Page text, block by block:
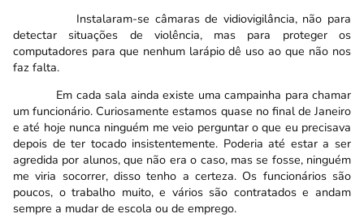
Instalaram-se câmaras de vidiovigilância, não para
detectar situações de violência, mas para proteger os
computadores para que nenhum larápio dê uso ao que não nos
faz falta.
Em cada sala ainda existe uma campainha para chamar
um funcionário. Curiosamente estamos quase no final de Janeiro
e até hoje nunca ninguém me veio perguntar o que eu precisava
depois de ter tocado insistentemente. Poderia até estar a ser
agredida por alunos, que não era o caso, mas se fosse, ninguém
me viria socorrer, disso tenho a certeza. Os funcionários são
poucos, o trabalho muito, e vários são contratados e andam
sempre a mudar de escola ou de emprego.